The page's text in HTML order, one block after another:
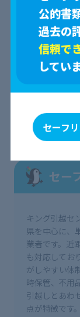
サービス名
電話番号
URL
所在地
セー
キング引越セ
県を中心に、
業者です。近
も対応してお
がしやすい体
時保管、不用
引越しとあわ
点が特徴です。
公的書
過去の
信頼で
してい
セーフ